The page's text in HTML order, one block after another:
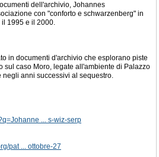
dell'archivio, Johannes
con "conforto e schwarzenberg" in
1995 e il 2000.
in documenti d'archivio che esplorano piste
sul caso Moro, legate all'ambiente di Palazzo
anni successivi al sequestro.
... s-wiz-serp
pat ... ottobre-27